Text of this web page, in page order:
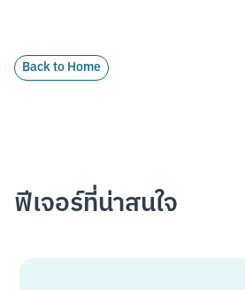
Back to Home
ฟีเจอร์ที่น่าสนใจ